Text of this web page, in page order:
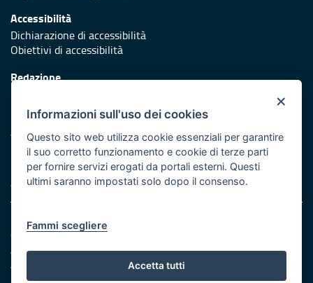
Accessibilità
Dichiarazione di accessibilità
Obiettivi di accessibilità
Redazione
Protezione civile
Vai al sito di Protezione Civile Puglia
Iniziativa finanziata con risorse del POR Puglia 2014/2020 -
Asse XI
Note legali
Cookie e privacy
Amministrazione trasparente
Atti di notifica
Feed RSS
×
Informazioni sull'uso dei cookies
Questo sito web utilizza cookie essenziali per garantire
il suo corretto funzionamento e cookie di terze parti
per fornire servizi erogati da portali esterni. Questi
ultimi saranno impostati solo dopo il consenso.
Fammi scegliere
Accetta tutti